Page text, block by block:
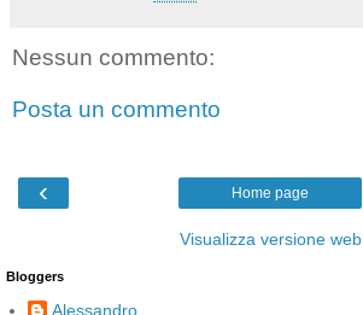
Nessun commento:
Posta un commento
‹ Home page
Visualizza versione web
Bloggers
Alessandro